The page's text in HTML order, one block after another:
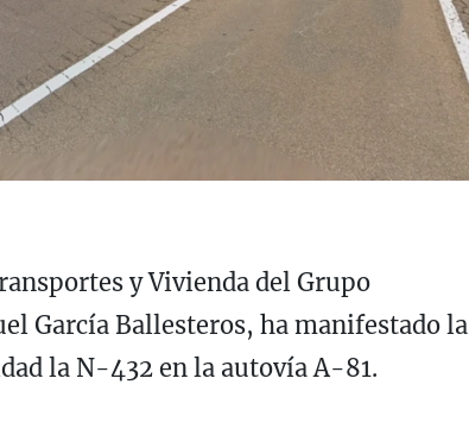
y Vivienda del Grupo
García Ballesteros, ha manifestado la
la N-432 en la autovía A-81.